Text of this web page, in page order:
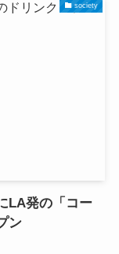
society
LA発の「コー
ン